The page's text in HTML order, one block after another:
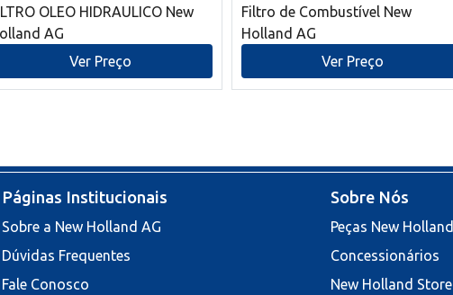
OLEO HIDRAULICO New
AG
Ver Preço
Filtro de Combustível New
Holland AG
Ver Preço
Páginas Institucionais
Sobre a New Holland AG
Dúvidas Frequentes
Fale Conosco
Sobre Nós
Peças New Holland
Concessionários
New Holland Store